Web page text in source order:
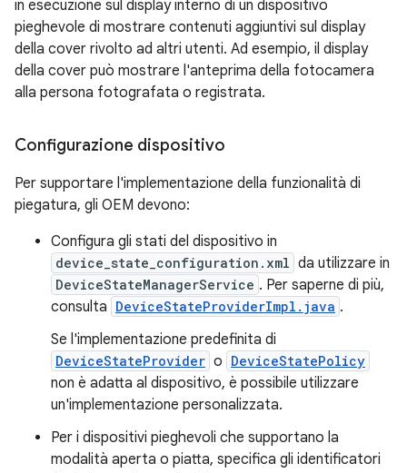
in esecuzione sul display interno di un dispositivo
pieghevole di mostrare contenuti aggiuntivi sul display
della cover rivolto ad altri utenti. Ad esempio, il display
della cover può mostrare l'anteprima della fotocamera
alla persona fotografata o registrata.
Configurazione dispositivo
Per supportare l'implementazione della funzionalità di
piegatura, gli OEM devono:
Configura gli stati del dispositivo in
device_state_configuration.xml da utilizzare in
DeviceStateManagerService . Per saperne di più,
consulta DeviceStateProviderImpl.java .
Se l'implementazione predefinita di
DeviceStateProvider o DeviceStatePolicy
non è adatta al dispositivo, è possibile utilizzare
un'implementazione personalizzata.
Per i dispositivi pieghevoli che supportano la
modalità aperta o piatta, specifica gli identificatori